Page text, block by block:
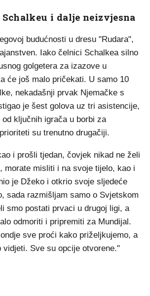
i dalje neizvjesna
budućnosti u dresu "Rudara",
Iako čelnici Schalkea silno
golgetera za izazove u
će još malo pričekati. U samo 10
nekadašnji prvak Njemačke s
je šest golova uz tri asistencije,
ključnih igrača u borbi za
su trenutno drugačiji.
i prošli tjedan, čovjek nikad ne želi
morate misliti i na svoje tijelo, kao i
je Džeko i otkrio svoje sljedeće
sada razmišljam samo o Svjetskom
smo postati prvaci u drugoj ligi, a
odmoriti i pripremiti za Mundijal.
sve proći kako priželjkujemo, a
vidjeti. Sve su opcije otvorene."